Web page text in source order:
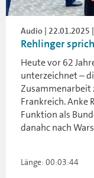
Audio | 22.01.2025
Rehlinger
Heute vor 62
unterzeichnet –
Zusammenarbeit
Frankreich. Anke
Funktion als
danahc nach
Länge: 00:03:44